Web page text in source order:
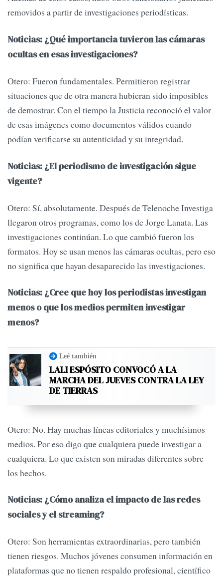
removidos a partir de investigaciones periodísticas.
Noticias: ¿Qué importancia tuvieron las cámaras
ocultas en esas investigaciones?
Otero: Fueron fundamentales. Permitieron registrar
situaciones que de otra manera hubieran sido imposibles
de demostrar. Con el tiempo la Justicia reconoció el valor
de esas imágenes como documentos válidos cuando
podían verificarse su autenticidad y su integridad.
Noticias: ¿El periodismo de investigación sigue
vigente?
Otero: Sí, absolutamente. Después de Telenoche Investiga
llegaron otros programas, como los de Jorge Lanata. Las
investigaciones continúan. Lo que cambió fueron los
formatos. Hoy se usan menos las cámaras ocultas, pero eso
no significa que hayan desaparecido las investigaciones.
Noticias: ¿Cree que hoy los periodistas investigan
menos o que los medios permiten investigar
menos?
Leé también
LALI ESPÓSITO CONVOCÓ A LA
MARCHA DEL JUEVES CONTRA LA LEY
DE TIERRAS
Otero: No. Hay muchas líneas editoriales y muchísimos
medios. Por eso digo que cualquiera puede investigar a
cualquiera. Lo que existen son miradas diferentes sobre
los hechos.
Noticias: ¿Cómo analiza el impacto de las redes
sociales y el streaming?
Otero: Son herramientas extraordinarias, pero también
tienen riesgos. Muchos jóvenes consumen información en
plataformas que no tienen respaldo profesional, científico